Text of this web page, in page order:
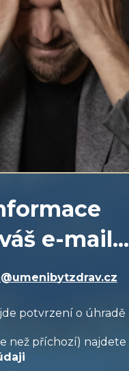
e-mail...
@umeni bytzd rav.cz
potvrzení o úhradě
než příchozí) najdete